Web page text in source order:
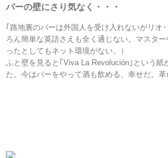
バーの壁にさり気なく・・・
｢路地裏のバーは外国人を受け入れないがリ
ろん簡単な英語さえも全く通じない。マスタ
ったとしてもネット環境がない。）
ふと壁を見ると｢Viva La Revolución｣という
た。今はバーをやって酒も飲める、幸せだ。